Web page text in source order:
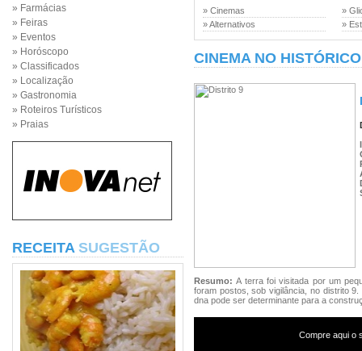
» Farmácias
» Feiras
» Eventos
» Horóscopo
» Classificados
» Localização
» Gastronomia
» Roteiros Turísticos
» Praias
RECEITA SUGESTÃO
» Cinemas
» Alternativos
»
»
CINEMA NO HISTÓRICO
Resumo:A terra foi visitada por um
foram postos, sob vigilância, no distrito
dna pode ser determinante para a
Compre aqui o